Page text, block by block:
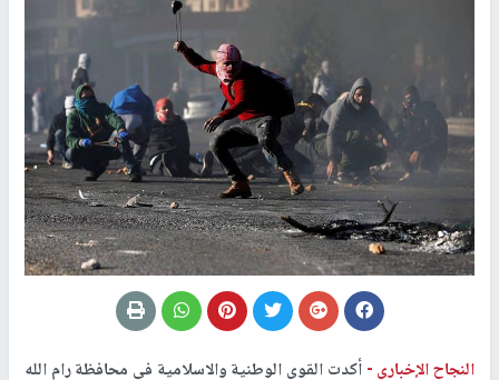
النجاح الإخباري -أكدت القوى الوطنية والاسلامية في محافظة رام الله